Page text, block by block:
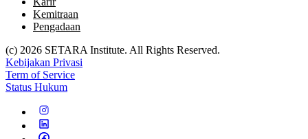
Kemitraan
Pengadaan
(c) 2026 SETARA Institute. All Rights Reserved.
Kebijakan Privasi
Term of Service
Status Hukum